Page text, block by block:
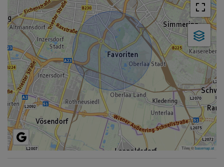
Tiles ©basemap.at